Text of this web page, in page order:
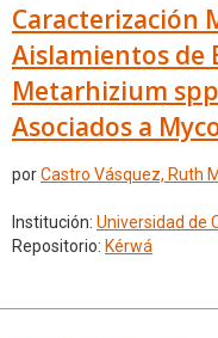
Caracterización
Aislamientos de
Metarhizium
Asociados a
porCastro Vásquez, Ruth
Institución: Universidad de
Repositorio: Kérwá